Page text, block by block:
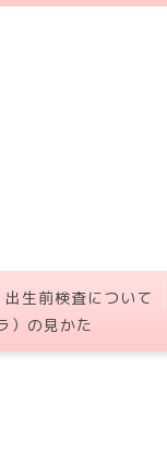
出生前検査について
）の見かた